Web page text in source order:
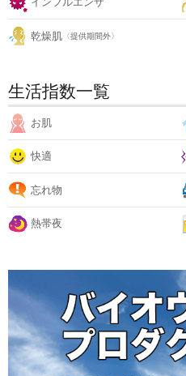
インフルエンザ
乾燥肌 〈提供期間外〉
生活指数一覧
お肌
快適
忘れ物
熱帯夜